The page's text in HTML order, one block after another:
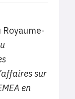
Royaume-
sur
en